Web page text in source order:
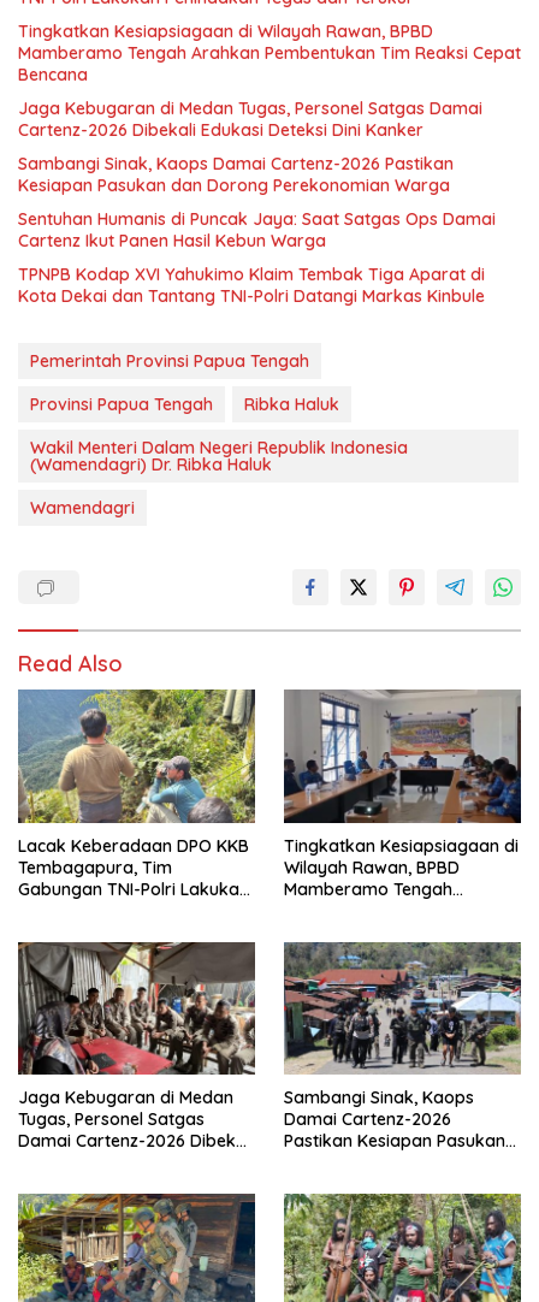
Tingkatkan Kesiapsiagaan di Wilayah Rawan, BPBD
Mamberamo Tengah Arahkan Pembentukan Tim Reaksi Cepat
Bencana
Jaga Kebugaran di Medan Tugas, Personel Satgas Damai
Cartenz-2026 Dibekali Edukasi Deteksi Dini Kanker
Sambangi Sinak, Kaops Damai Cartenz-2026 Pastikan
Kesiapan Pasukan dan Dorong Perekonomian Warga
Sentuhan Humanis di Puncak Jaya: Saat Satgas Ops Damai
Cartenz Ikut Panen Hasil Kebun Warga
TPNPB Kodap XVI Yahukimo Klaim Tembak Tiga Aparat di
Kota Dekai dan Tantang TNI-Polri Datangi Markas Kinbule
Pemerintah Provinsi Papua Tengah
Provinsi Papua Tengah
Ribka Haluk
Wakil Menteri Dalam Negeri Republik Indonesia
(Wamendagri) Dr. Ribka Haluk
Wamendagri
Read Also
Lacak Keberadaan DPO KKB
Tembagapura, Tim
Gabungan TNI-Polri Lakukan
Tingkatkan Kesiapsiagaan di
Wilayah Rawan, BPBD
Mamberamo Tengah
Jaga Kebugaran di Medan
Tugas, Personel Satgas
Damai Cartenz-2026 Dibekali
Sambangi Sinak, Kaops
Damai Cartenz-2026
Pastikan Kesiapan Pasukan